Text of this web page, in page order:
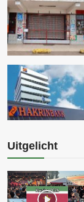
Uitgelicht